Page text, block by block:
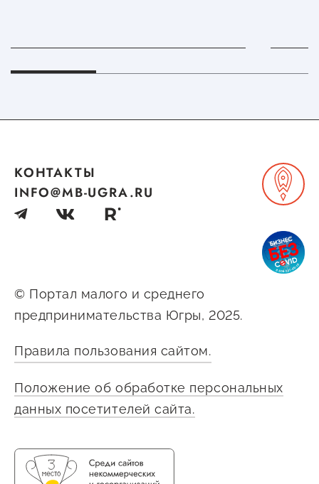
© Портал малого и среднего
предпринимательства Югры, 2025.
Правила пользования сайтом.
Положение об обработке персональных
данных посетителей сайта.
КОНТАКТЫ
INFO@MB-UGRA.RU